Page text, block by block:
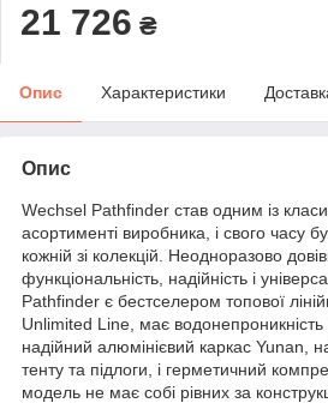
21 726 ₴
Опис Характеристики
Опис
Wechsel Pathfinder став одним із
асортименті виробника, і свого часу
кожній зі колекцій. Неодноразово
функціональність, надійність і
Pathfinder є бестселером топової
Unlimited Line, має
надійний алюмінієвий каркас Yunan,
тенту та підлоги, і герметичний
модель не має собі рівних за